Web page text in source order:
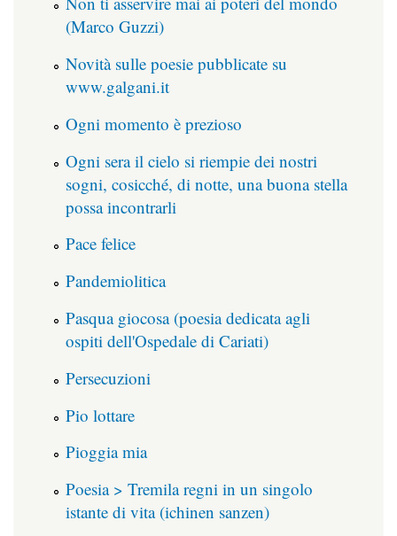
(Marco Guzzi)
Novità sulle poesie pubblicate su
www.galgani.it
Ogni momento è prezioso
Ogni sera il cielo si riempie dei nostri
sogni, cosicché, di notte, una buona stella
possa incontrarli
Pace felice
Pandemiolitica
Pasqua giocosa (poesia dedicata agli
ospiti dell'Ospedale di Cariati)
Persecuzioni
Pio lottare
Pioggia mia
Poesia > Tremila regni in un singolo
istante di vita (ichinen sanzen)